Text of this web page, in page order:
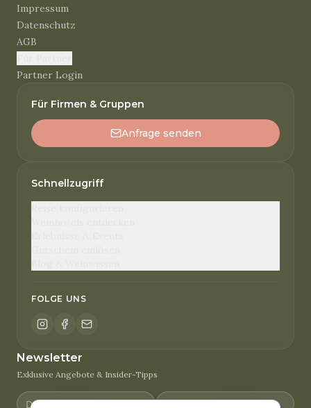
Impressum
Datenschutz
AGB
Partner Login
Für Firmen & Gruppen
Anfrage senden
Schnellzugriff
FOLGE UNS
Newsletter
Exklusive Angebote & Insider-Tipps